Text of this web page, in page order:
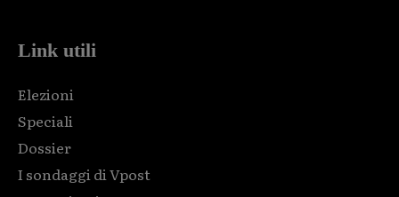
Link utili
Elezioni
Speciali
Dossier
I sondaggi di Vpost